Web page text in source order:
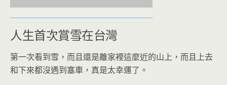
人生首次賞雪在台灣
第一次看到雪，而且還是離家裡這麼近的山上，而且上去
和下來都沒遇到塞車，真是太幸運了。